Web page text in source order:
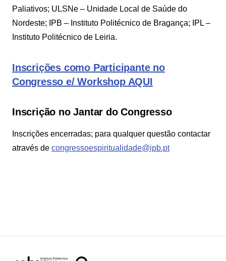
Paliativos; ULSNe – Unidade Local de Saúde do
Nordeste; IPB – Instituto Politécnico de Bragança; IPL –
Instituto Politécnico de Leiria.
Inscrições como Participante no
Congresso e/ Workshop AQUI
Inscrição no Jantar do Congresso
Inscrições encerradas; para qualquer questão contactar
através de congressoespiritualidade@ipb.pt